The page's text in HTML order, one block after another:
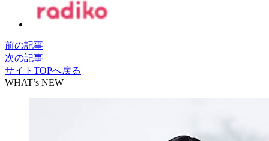
前の記事
次の記事
サイトTOPへ戻る
WHAT’s NEW